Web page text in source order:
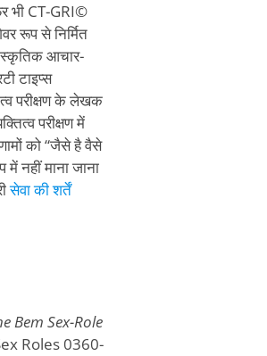
भी CT-GRI©
रूप से निर्मित
आचार-
टाइप्स
परीक्षण के लेखक
परीक्षण में
को “जैसे है वैसे
नहीं माना जाना
सेवा की शर्तें
Bem Sex-Role
Roles 0360-